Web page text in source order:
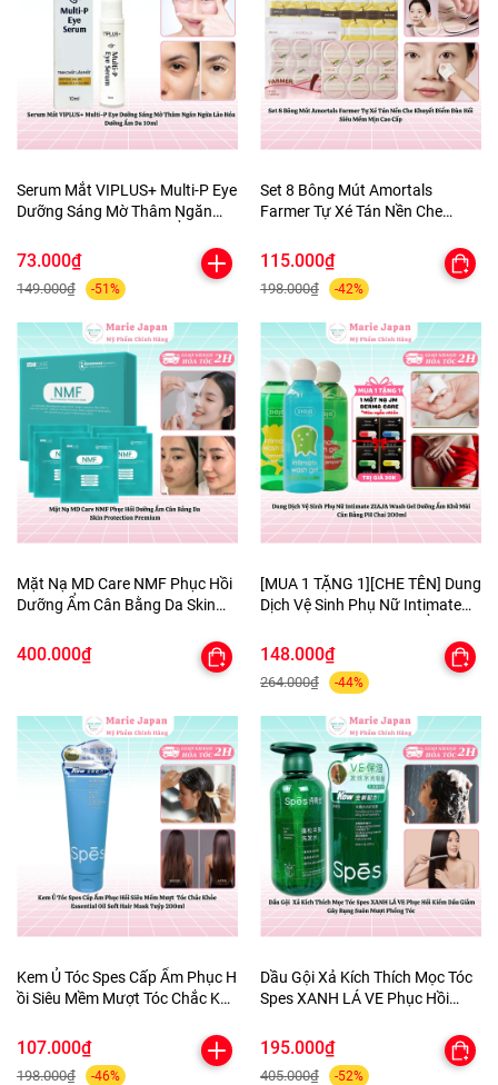
Serum Mắt VIPLUS+ Multi-P Eye
Dưỡng Sáng Mờ Thâm Ngăn
10ml
73.000₫
149.000₫ -51%
Set 8 Bông Mút Amortals
Farmer Tự Xé Tán Nền Che
Mịn Cao Cấp
115.000₫
198.000₫ -42%
Mặt Nạ MD Care NMF Phục Hồi
Dưỡng Ẩm Cân Bằng Da Skin
400.000₫
[MUA 1 TẶNG 1][CHE TÊN] Dung
Dịch Vệ Sinh Phụ Nữ Intimate
KhửMùi CânBằng PH Chai
200ml-TẶNG 1MASK
148.000₫
264.000₫ -44%
Kem Ủ Tóc Spes Cấp Ẩm Phục H
ồi Siêu Mềm Mượt Tóc Chắc Khỏ
ýp 200ml
107.000₫
198.000₫ -46%
Dầu Gội Xả Kích Thích Mọc Tóc
Spes XANH LÁ VE Phục Hồi
Mượt Phồng Tóc
195.000₫
405.000₫ -52%